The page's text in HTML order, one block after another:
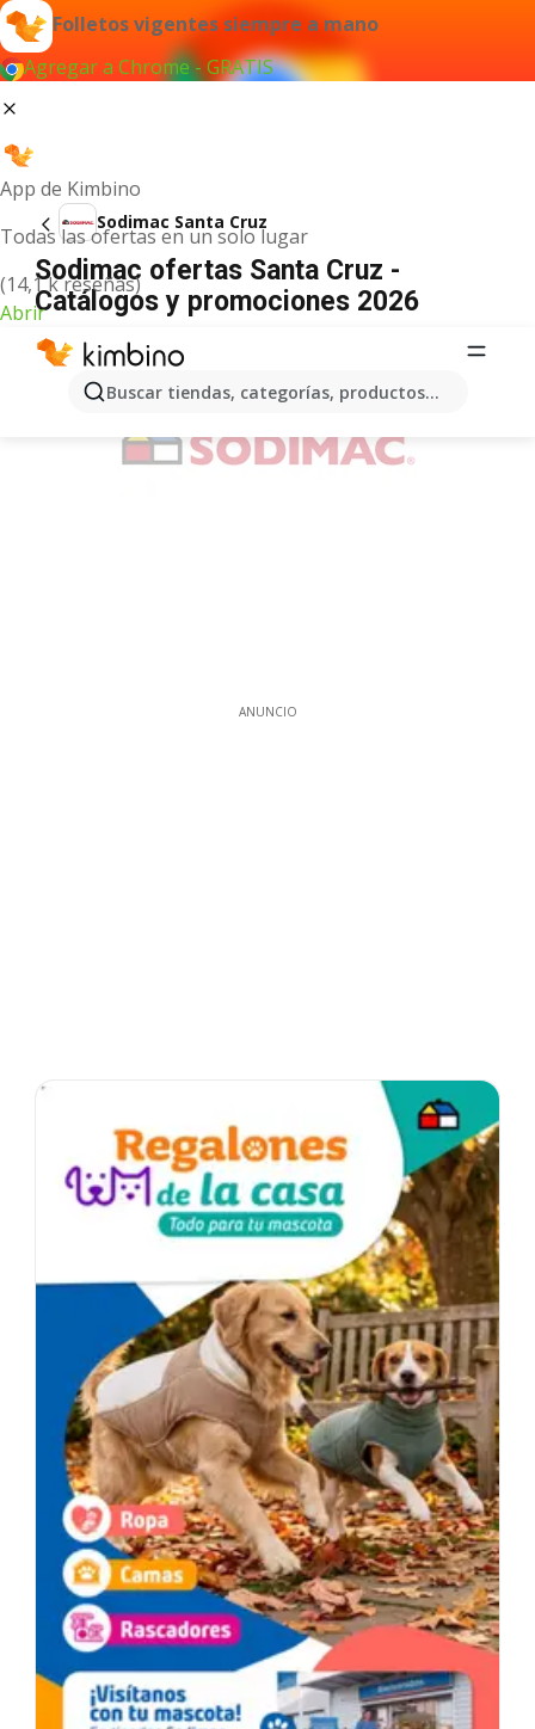
Folletos vigentes siempre a mano
Agregar a Chrome - GRATIS
App de Kimbino
Todas las ofertas en un solo lugar
(14,1 k reseñas)
Abrir
Buscar tiendas, categorías, productos...
Sodimac Santa Cruz
Sodimac ofertas Santa Cruz -
Catálogos y promociones 2026
ANUNCIO